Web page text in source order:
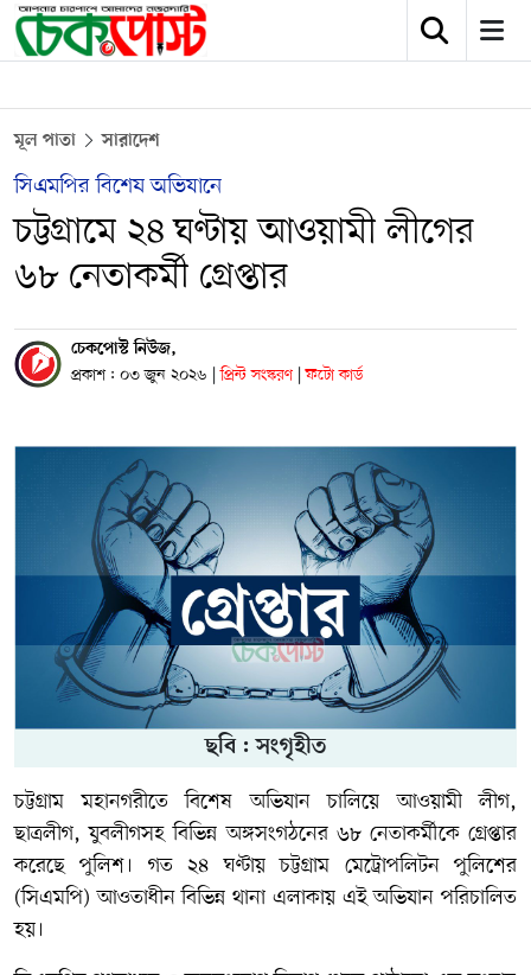
মূল পাতা সারাদেশ
সিএমপির বিশেষ অভিযানে
চট্টগ্রামে ২৪ ঘণ্টায় আওয়ামী লীগের
৬৮ নেতাকর্মী গ্রেপ্তার
চেকপোস্ট নিউজ,
প্রকাশ : ০৩ জুন ২০২৬ | প্রিন্ট সংস্করণ | ফটো কার্ড
ছবি : সংগৃহীত
চট্টগ্রাম মহানগরীতে বিশেষ অভিযান চালিয়ে আওয়ামী লীগ,
ছাত্রলীগ, যুবলীগসহ বিভিন্ন অঙ্গসংগঠনের ৬৮ নেতাকর্মীকে গ্রেপ্তার
করেছে পুলিশ। গত ২৪ ঘণ্টায় চট্টগ্রাম মেট্রোপলিটন পুলিশের
(সিএমপি) আওতাধীন বিভিন্ন থানা এলাকায় এই অভিযান পরিচালিত
হয়।